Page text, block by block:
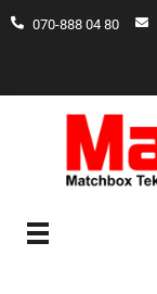
070-888 04 80